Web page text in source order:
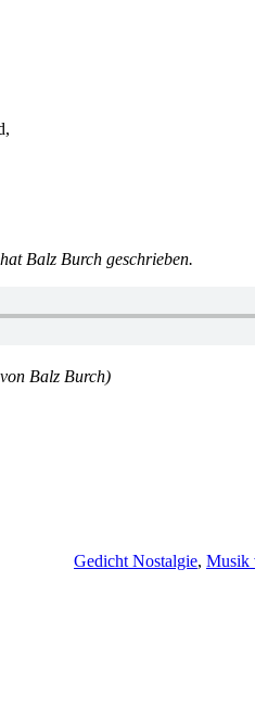
Balz Burch geschrieben.
Balz Burch)
Gedicht Nostalgie, Musik